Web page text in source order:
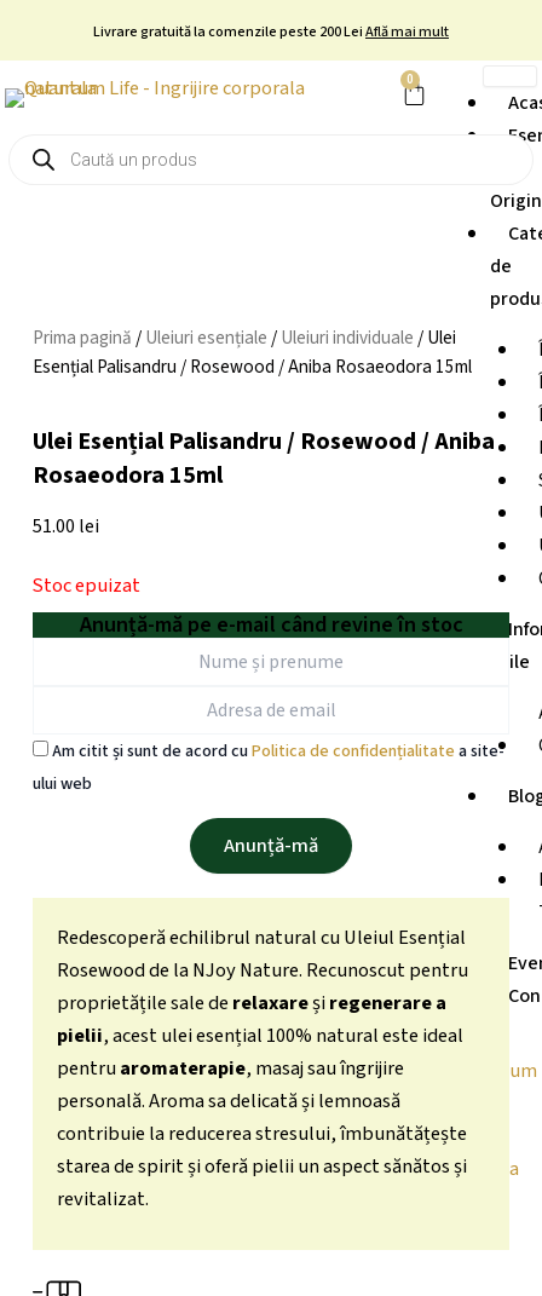
content
Livrare gratuită la comenzile peste 200 LeiAflă mai mult
0 Cart
de
utile
search
Prima pagină/Uleiuri esențiale/Uleiuri individuale/ Ulei
Esențial Palisandru / Rosewood / Aniba Rosaeodora 15ml
Ulei Esențial Palisandru / Rosewood / Aniba
Rosaeodora 15ml
51.00 lei
Stoc epuizat
Anunță-mă pe e-mail când revine în stoc
Am citit și sunt de acord cuPolitica de confidențialitate a site-
ului web
Redescoperă echilibrul natural cu Uleiul Esențial
Rosewood de la NJoy Nature. Recunoscut pentru
proprietățile sale de relaxareșiregenerare a
pielii, acest ulei esențial 100% natural este ideal
pentruaromaterapie, masaj sau îngrijire
personală. Aroma sa delicată și lemnoasă
contribuie la reducerea stresului, îmbunătățește
starea de spirit și oferă pielii un aspect sănătos și
revitalizat.